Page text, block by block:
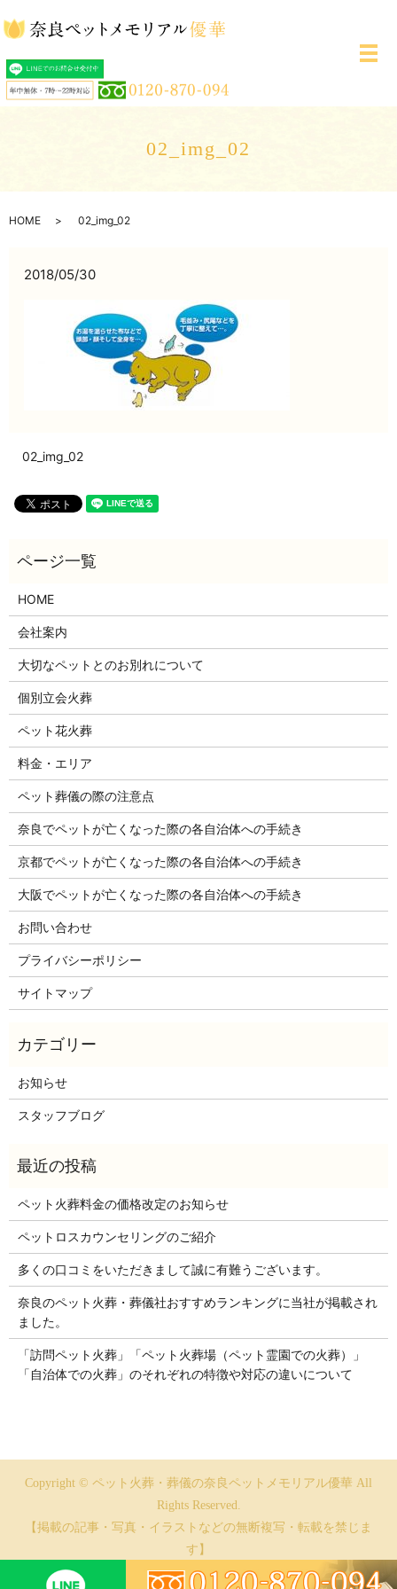
メ
02_img_02
HOME 02_img_02
2018/05/30
02_img_02
HOME
会社案内
大切なペットとのお別れについて
個別立会火葬
ペット花火葬
料金・エリア
ペット葬儀の際の注意点
奈良でペットが亡くなった際の各自治体への手続き
京都でペットが亡くなった際の各自治体への手続き
大阪でペットが亡くなった際の各自治体への手続き
お問い合わせ
プライバシーポリシー
サイトマップ
お知らせ
スタッフブログ
ペット火葬料金の価格改定のお知らせ
ペットロスカウンセリングのご紹介
多くの口コミをいただきまして誠に有難うございます。
奈良のペット火葬・葬儀社おすすめランキングに当社が掲載され
ました。
「訪問ペット火葬」「ペット火葬場（ペット霊園での火葬）」
「自治体での火葬」のそれぞれの特徴や対応の違いについて
Copyright © ペット火葬・葬儀の奈良ペットメモリアル優華 All
Rights Reserved.
【掲載の記事・写真・イラストなどの無断複写・転載を禁じま
す】